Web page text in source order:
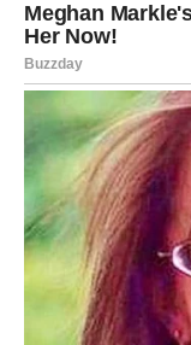
odnosima
Ako ste u vezi ili
pažnjom,
pokazati koliko mu
Pred vama su
i zajedničkih
Osjetićete mir i